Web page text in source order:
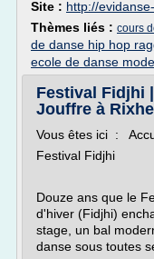
Site : http://
Thèmes liés : cours
de danse hip hop
ecole de danse
Festival Fidjhi
Jouffre à
Vous êtes ici :
Festival Fidjhi
Douze ans que le
d'hiver (Fidjhi)
stage, un bal
danse sous toutes